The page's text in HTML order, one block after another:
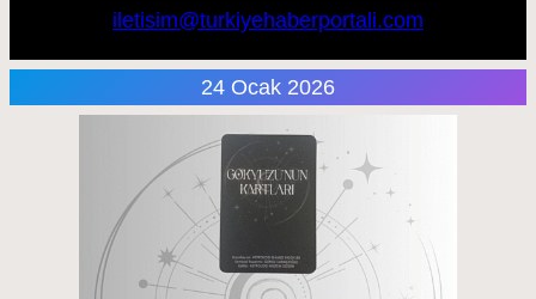
iletisim@turkiyehaberportali.com
24 Ocak 2026